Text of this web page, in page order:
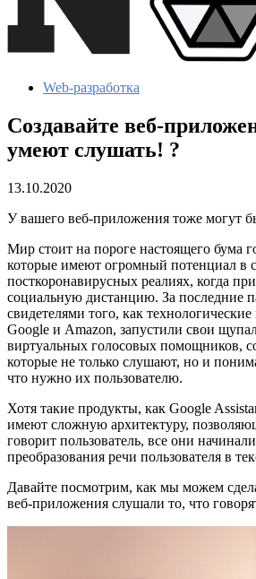
Web-разработка
Создавайте веб-
умеют слушать! ?
13.10.2020
У вашего веб-приложения тоже могут
Мир стоит на пороге настоящего бума
которые имеют огромный потенциал в
посткоронавирусных реалиях, когда
социальную дистанцию. За последние
свидетелями того, как
Google и Amazon, запустили свои
виртуальных голосовых помощников,
которые не только слушают, но и
что нужно их пользователю.
Хотя такие продукты, как Google
имеют сложную архитектуру,
говорит пользователь, все они
преобразования речи пользователя в
Давайте посмотрим, как мы можем
веб-приложения слушали то, что